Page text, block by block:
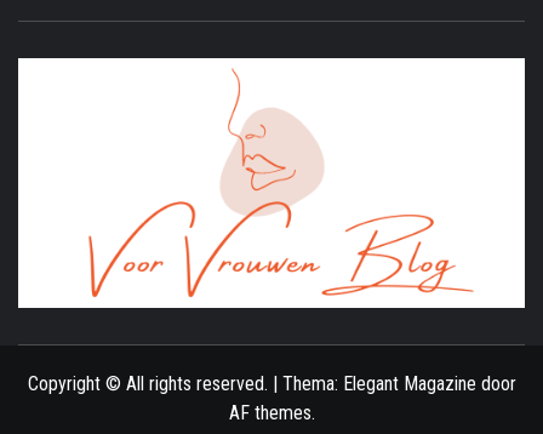
Copyright © All rights reserved. | Thema: Elegant Magazine door
AF themes.